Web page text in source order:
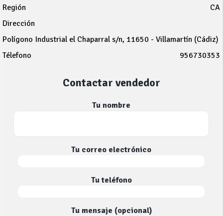
Región
CA
Dirección
Polígono Industrial el Chaparral s/n, 11650 - Villamartín (Cádiz)
Télefono
956730353
Contactar vendedor
Tu nombre
Tu correo electrónico
Tu teléfono
Tu mensaje (opcional)